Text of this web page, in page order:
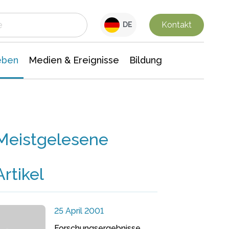
DE Kontakt
Medien & Ereignisse Bildung
25 April 2001